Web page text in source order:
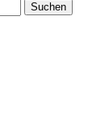
Suchen